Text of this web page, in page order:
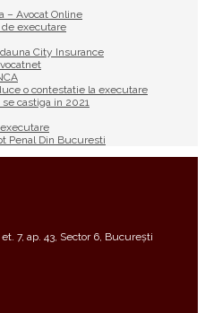
– Avocat Online
executare
City Insurance
o contestatie la executare
castiga in 2021
Penal Din Bucuresti
7, ap. 43, Sector 6, București